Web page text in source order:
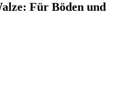
Für Böden und